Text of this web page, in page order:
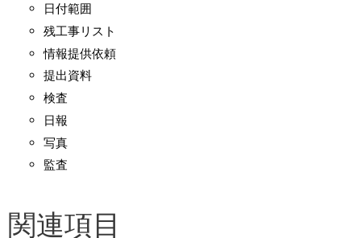
日付範囲
残工事リスト
情報提供依頼
提出資料
検査
日報
写真
監査
関連項目